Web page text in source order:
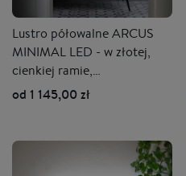
Lustro półowalne ARCUS
MINIMAL LED - w złotej,
cienkiej ramie,
podświetlane, pionowe
od 1 145,00 zł